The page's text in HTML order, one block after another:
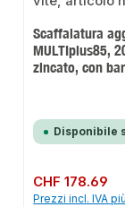
Scaffalatura
MULTIplus85,
zincato, con
Disponibile
Prezzo normale:
CHF 178.69
Prezzi incl. IVA